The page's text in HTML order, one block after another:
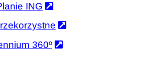
ING
360º